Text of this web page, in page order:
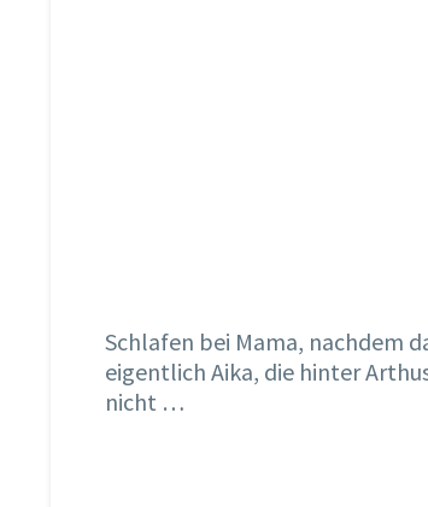
Schlafen bei Mama, nachdem
eigentlich Aika, die hinter
nicht …